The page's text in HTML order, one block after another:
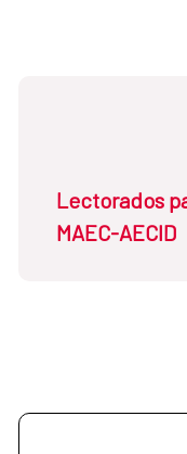
Lectorados
MAEC-AECID